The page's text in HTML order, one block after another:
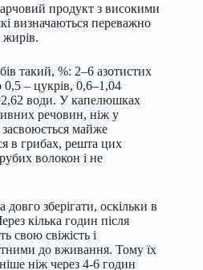
продукт з високими
визначаються переважно
жирів.
такий, %: 2–6 азотистих
– цукрів, 0,6–1,04
води. У капелюшках
речовин, ніж у
майже
в грибах, решта цих
волокон і не
зберігати, оскільки в
кілька годин після
свою свіжість і
до вживання. Тому їх
ніж через 4-6 годин